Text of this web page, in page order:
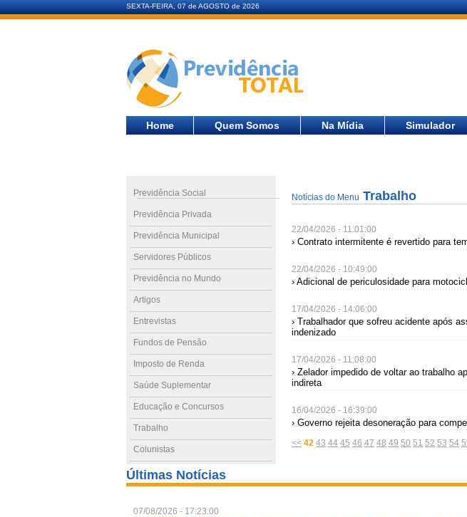
SEXTA-FEIRA, 07 de AGOSTO de 2026
Home Quem Somos Na Mídia Simulador
Previdência Social
Previdência Privada
Previdência Municipal
Servidores Públicos
Previdência no Mundo
Artigos
Entrevistas
Fundos de Pensão
Imposto de Renda
Saúde Suplementar
Educação e Concursos
Trabalho
Colunistas
Notícias do Menu Trabalho
22/04/2026 - 11:01:00
› Contrato intermitente é revertido para
22/04/2026 - 10:49:00
› Adicional de periculosidade para
17/04/2026 - 14:06:00
› Trabalhador que sofreu acidente após
indenizado
17/04/2026 - 11:08:00
› Zelador impedido de voltar ao trabalho
indireta
16/04/2026 - 16:39:00
› Governo rejeita desoneração para
<< 42 43 44 45 46 47 48 49 50 51 52 53 54
Últimas Notícias
07/08/2026 - 17:23:00